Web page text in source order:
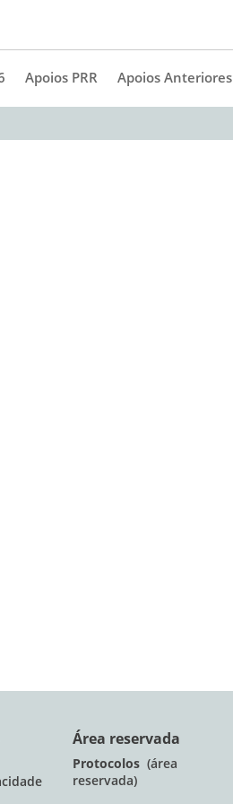
Apoios PRR Apoios Anteriores
Área reservada
Protocolos (área
reservada)